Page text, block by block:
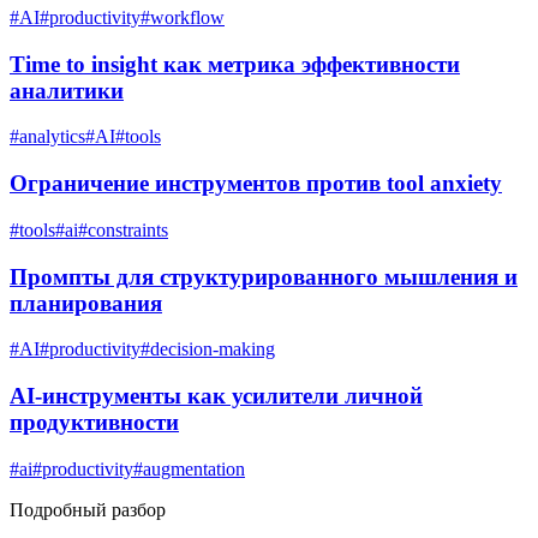
#AI#productivity#workflow
Time to insight как метрика эффективности
аналитики
#analytics#AI#tools
Ограничение инструментов против tool anxiety
#tools#ai#constraints
Промпты для структурированного мышления и
планирования
#AI#productivity#decision-making
AI-инструменты как усилители личной
продуктивности
#ai#productivity#augmentation
Подробный разбор